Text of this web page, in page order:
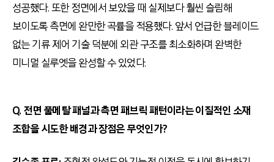
성공했다. 또한 정면에서 보았을 때 실제보다 훨씬 슬림해
보이도록 측면에 완만한 곡률을 적용했다. 앞서 언급한 블레이드
없는 기류 제어 기술 덕분에 외관 구조를 최소화하며 완벽한
미니멀 실루엣을 완성할 수 있었다.
Q. 전면 풀메탈 패널과 측면 패브릭 패턴이라는 이질적인 소재
조합을 시도한 배경과 장점은 무엇인가?